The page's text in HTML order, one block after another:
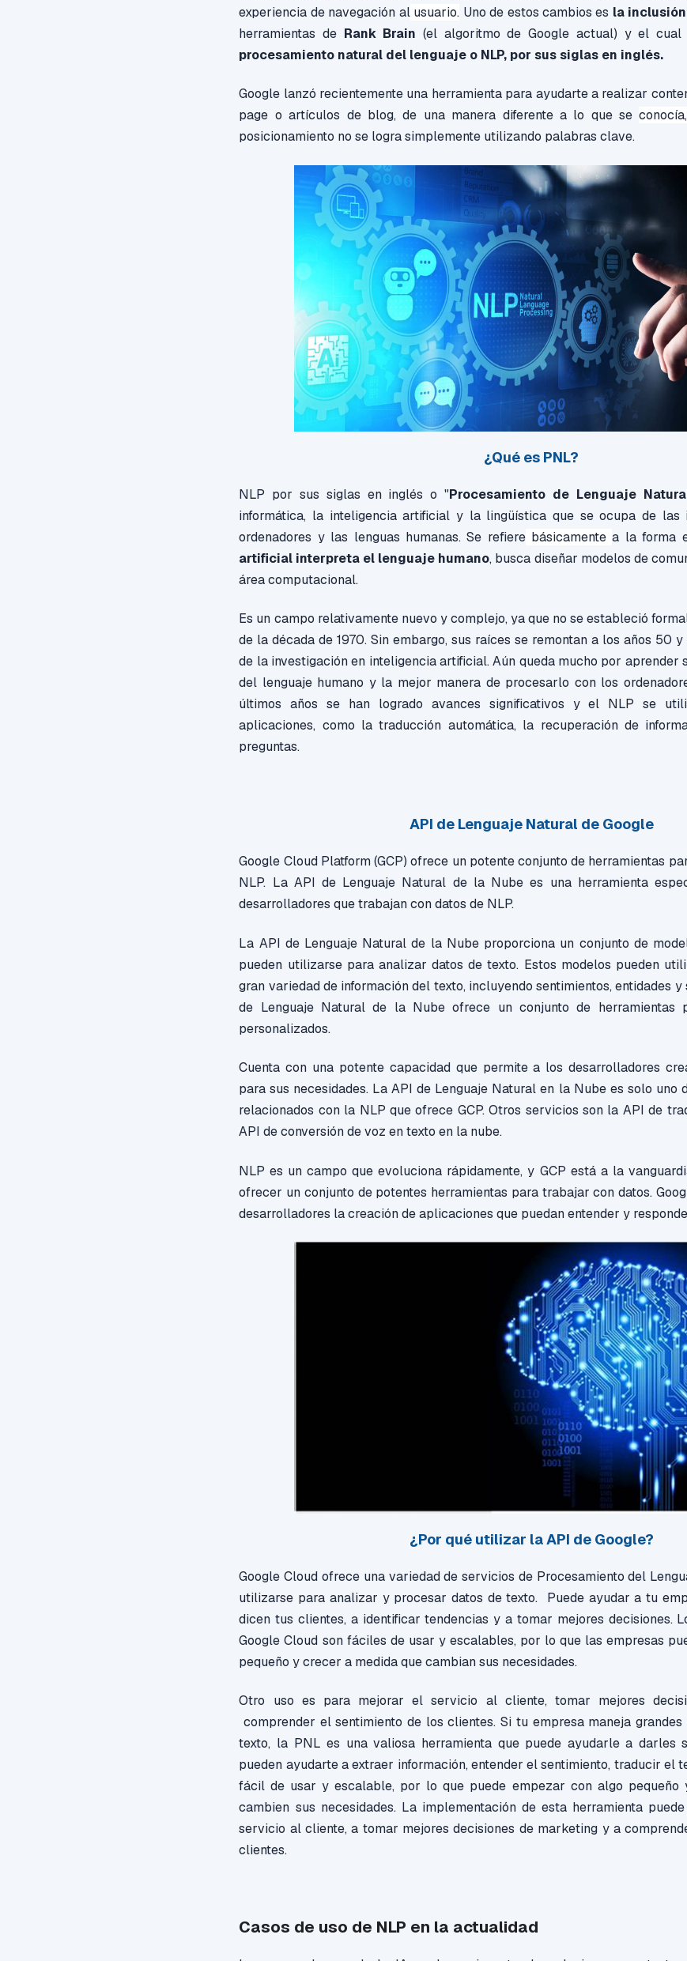
experiencia de navegación alusuario. Uno de estos cambios es la inclusión
herramientas de Rank Brain (el algoritmo de Google actual) y el
procesamiento natural del lenguaje o NLP, por sus siglas en inglés.
Google lanzó recientemente una herramienta para ayudarte a realizar
page o artículos de blog, de una manera diferente a lo que se
posicionamiento no se logra simplemente utilizando palabras clave.
¿Qué es PNL?
NLP por sus siglas en inglés o "Procesamiento de Lenguaje
informática, la inteligencia artificial y la lingüística que se ocupa de las
ordenadores y las lenguas humanas. Se refierebásicamentea la forma
artificial interpreta el lenguaje humano, busca diseñar modelos de
área computacional.
Es un campo relativamente nuevo y complejo, ya que no se estableció
de la década de 1970. Sin embargo, sus raíces se remontan a los años 50
de la investigación en inteligencia artificial. Aún queda mucho por aprender
del lenguaje humano y la mejor manera de procesarlo con los
últimos años se han logrado avances significativos y el NLP se
aplicaciones, como la traducción automática, la recuperación de
preguntas.
API de Lenguaje Natural de Google
Google Cloud Platform (GCP) ofrece un potente conjunto de herramientas
NLP. La API de Lenguaje Natural de la Nube es una herramienta
desarrolladores que trabajan con datos de NLP.
La API de Lenguaje Natural de la Nube proporciona un conjunto de
pueden utilizarse para analizar datos de texto. Estos modelos pueden
gran variedad de información del texto, incluyendo sentimientos, entidades y
de Lenguaje Natural de la Nube ofrece un conjunto de herramientas
personalizados.
Cuenta con una potente capacidad que permite a los desarrolladores
para sus necesidades. La API de Lenguaje Natural en la Nube es solo uno
relacionados con la NLP que ofrece GCP. Otros servicios son la API de
API de conversión de voz en texto en la nube.
NLP es un campo que evoluciona rápidamente, y GCP está a la
ofrecer un conjunto de potentes herramientas para trabajar con datos.
desarrolladores la creación de aplicaciones que puedan entender y
¿Por qué utilizar la API de Google?
Google Cloud ofrece una variedad de servicios de Procesamiento del
utilizarse para analizar y procesar datos de texto. Puede ayudar a tu
dicen tus clientes, a identificar tendencias y a tomar mejores decisiones.
Google Cloud son fáciles de usar y escalables, por lo que las empresas
pequeño y crecer a medida que cambian sus necesidades.
Otro uso es para mejorar el servicio al cliente, tomar mejores
comprender el sentimiento de los clientes. Si tu empresa maneja grandes
texto, la PNL es una valiosa herramienta que puede ayudarle a darles
pueden ayudarte a extraer información, entender el sentimiento, traducir el
fácil de usar y escalable, por lo que puede empezar con algo pequeño
cambien sus necesidades. La implementación de esta herramienta
servicio al cliente, a tomar mejores decisiones de marketing y a
clientes.
Casos de uso de NLP en la actualidad